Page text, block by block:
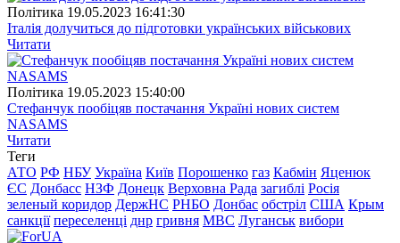
Полiтика 19.05.2023 16:41:30
Італія долучиться до підготовки українських військових
Читати
Полiтика 19.05.2023 15:40:00
Стефанчук пообіцяв постачання Україні нових систем
NASAMS
Читати
Теги
АТО РФ НБУ Україна Київ Порошенко газ Кабмін Яценюк
ЄС Донбасс НЗФ Донецк Верховна Рада загиблі Росія
зеленый коридор ДержНС РНБО Донбас обстріл США Крым
санкції переселенці днр гривня МВС Луганськ вибори